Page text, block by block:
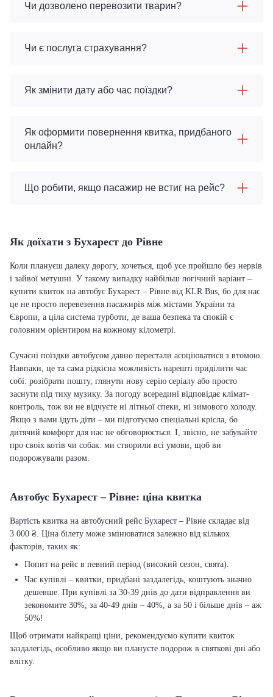
Чи дозволено перевозити тварин?
Чи є послуга страхування?
Як змінити дату або час поїздки?
Як оформити повернення квитка, придбаного
онлайн?
Що робити, якщо пасажир не встиг на рейс?
Як доїхати з Бухарест до Рівне
Коли плануєш далеку дорогу, хочеться, щоб усе пройшло без нервів
і зайвої метушні. У такому випадку найбільш логічний варіант –
купити квиток на автобус Бухарест – Рівне від KLR Bus, бо для нас
це не просто перевезення пасажирів між містами України та
Європи, а ціла система турботи, де ваша безпека та спокій є
головним орієнтиром на кожному кілометрі.
Сучасні поїздки автобусом давно перестали асоціюватися з втомою.
Навпаки, це та сама рідкісна можливість нарешті приділити час
собі: розібрати пошту, глянути нову серію серіалу або просто
заснути під тиху музику. За погоду всередині відповідає клімат-
контроль, тож ви не відчуєте ні літньої спеки, ні зимового холоду.
Якщо з вами їдуть діти – ми підготуємо спеціальні крісла, бо
дитячий комфорт для нас не обговорюється. І, звісно, не забувайте
про своїх котів чи собак: ми створили всі умови, щоб ви
подорожували разом.
Автобус Бухарест – Рівне: ціна квитка
Вартість квитка на автобусний рейс Бухарест – Рівне складає від
3 000 ₴. Ціна білету може змінюватися залежно від кількох
факторів, таких як:
Попит на рейс в певний період (високий сезон, свята).
Час купівлі – квитки, придбані заздалегідь, коштують значно
дешевше. При купівлі за 30-39 днів до дати відправлення ви
зекономите 30%, за 40-49 днів – 40%, а за 50 і більше днів – аж
50%!
Щоб отримати найкращі ціни, рекомендуємо купити квиток
заздалегідь, особливо якщо ви плануєте подорож в святкові дні або
влітку.